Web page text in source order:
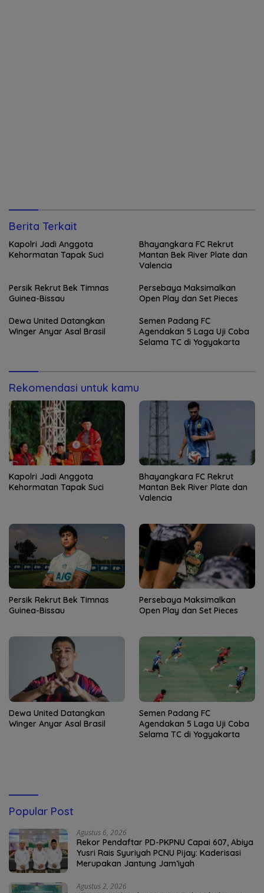
Berita Terkait
Kapolri Jadi Anggota
Kehormatan Tapak Suci
Bhayangkara FC Rekrut
Mantan Bek River Plate dan
Valencia
Persik Rekrut Bek Timnas
Guinea-Bissau
Persebaya Maksimalkan
Open Play dan Set Pieces
Dewa United Datangkan
Winger Anyar Asal Brasil
Semen Padang FC
Agendakan 5 Laga Uji Coba
Selama TC di Yogyakarta
Rekomendasi untuk kamu
Kapolri Jadi Anggota
Kehormatan Tapak Suci
Bhayangkara FC Rekrut
Mantan Bek River Plate dan
Valencia
Persik Rekrut Bek Timnas
Guinea-Bissau
Persebaya Maksimalkan
Open Play dan Set Pieces
Dewa United Datangkan
Winger Anyar Asal Brasil
Semen Padang FC
Agendakan 5 Laga Uji Coba
Selama TC di Yogyakarta
Popular Post
Agustus 6, 2026
Rekor Pendaftar PD-PKPNU Capai 607, Abiya
Yusri Rais Syuriyah PCNU Pijay: Kaderisasi
Merupakan Jantung Jam’iyah
Agustus 2, 2026